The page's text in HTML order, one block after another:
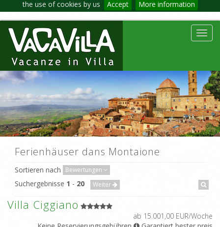
the use of cookies by us Accept More information
Ferienhäuser dans Montaione
Sortieren nach Bewertungen
Suchergebnisse 1 - 20 Weiter
Villa Ciggiano
ab 15.001,00 EUR/Woche